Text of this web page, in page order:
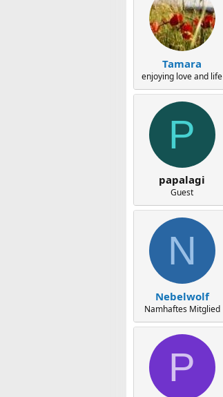
Tamara
enjoying love and life
P
papalagi
Guest
N
Nebelwolf
Namhaftes Mitglied
P